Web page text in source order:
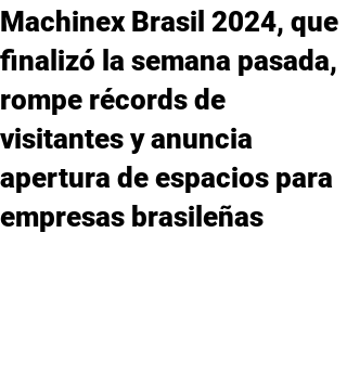
Machinex Brasil 2024, que
finalizó la semana pasada,
rompe récords de
visitantes y anuncia
apertura de espacios para
empresas brasileñas